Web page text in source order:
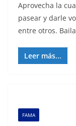
Aprovecha la
pasear y darle
entre otros.
Leer más...
FAMA